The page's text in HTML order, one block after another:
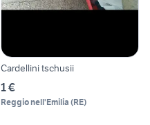
Cardellini tschusii
1 €
Reggio nell'Emilia (RE)